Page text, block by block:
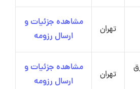
تهران
مشاهده جزئیات و
ارسال رزومه
تهران
مشاهده جزئیات و
ارسال رزومه